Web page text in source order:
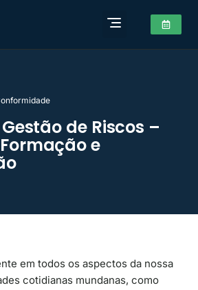
Gestão de Riscos –
e
em todos os aspectos da nossa
cotidianas mundanas, como